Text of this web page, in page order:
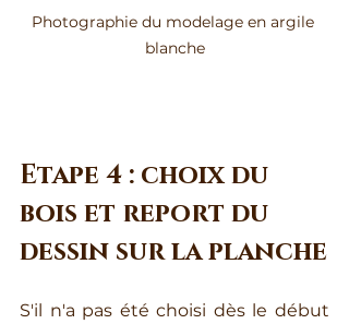
Photographie du modelage en argile
blanche
Etape 4 : choix du
bois et report du
dessin sur la planche
S'il n'a pas été choisi dès le début